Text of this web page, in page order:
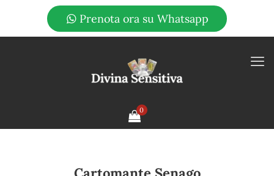
Prenota ora su Whatsapp
0